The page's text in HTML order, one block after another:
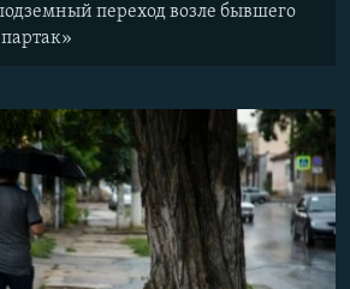
переход возле бывшего